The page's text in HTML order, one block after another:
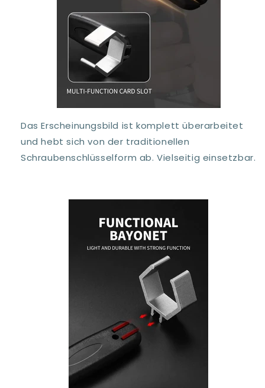
Das Erscheinungsbild ist komplett überarbeitet
und hebt sich von der traditionellen
Schraubenschlüsselform ab. Vielseitig einsetzbar.